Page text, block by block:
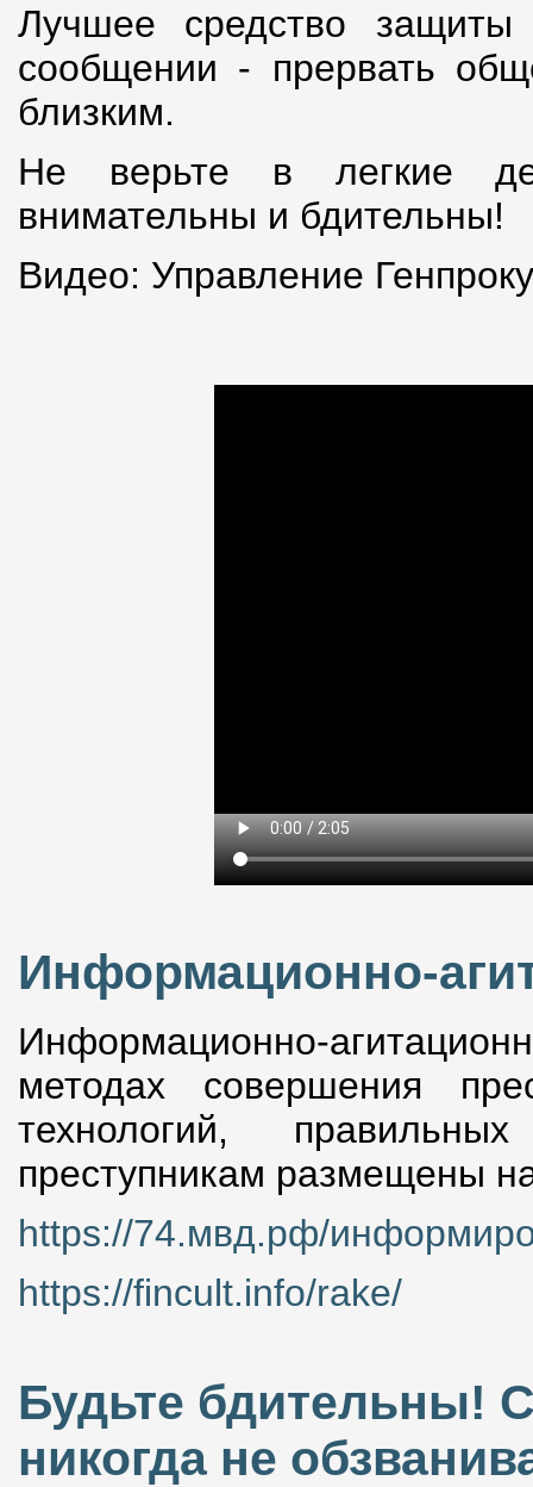
Лучшее средство защиты
сообщении - прервать
близким.
Не верьте в легкие
внимательны и бдительны!
Видео: Управление
Информационно-
Информационно-
методах совершения
технологий,
преступникам размещены
https://74.мвд.рф/
https://fincult.info/rake/
Будьте бдительны!
никогда не